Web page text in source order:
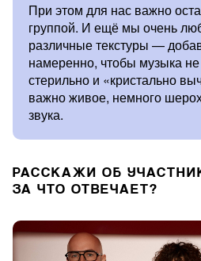
При этом для нас важно
группой. И ещё мы очень
различные текстуры —
намеренно, чтобы музыка
стерильно и «кристально
важно живое, немного
звука.
РАССКАЖИ ОБ
ЗА ЧТО ОТВЕЧАЕТ?